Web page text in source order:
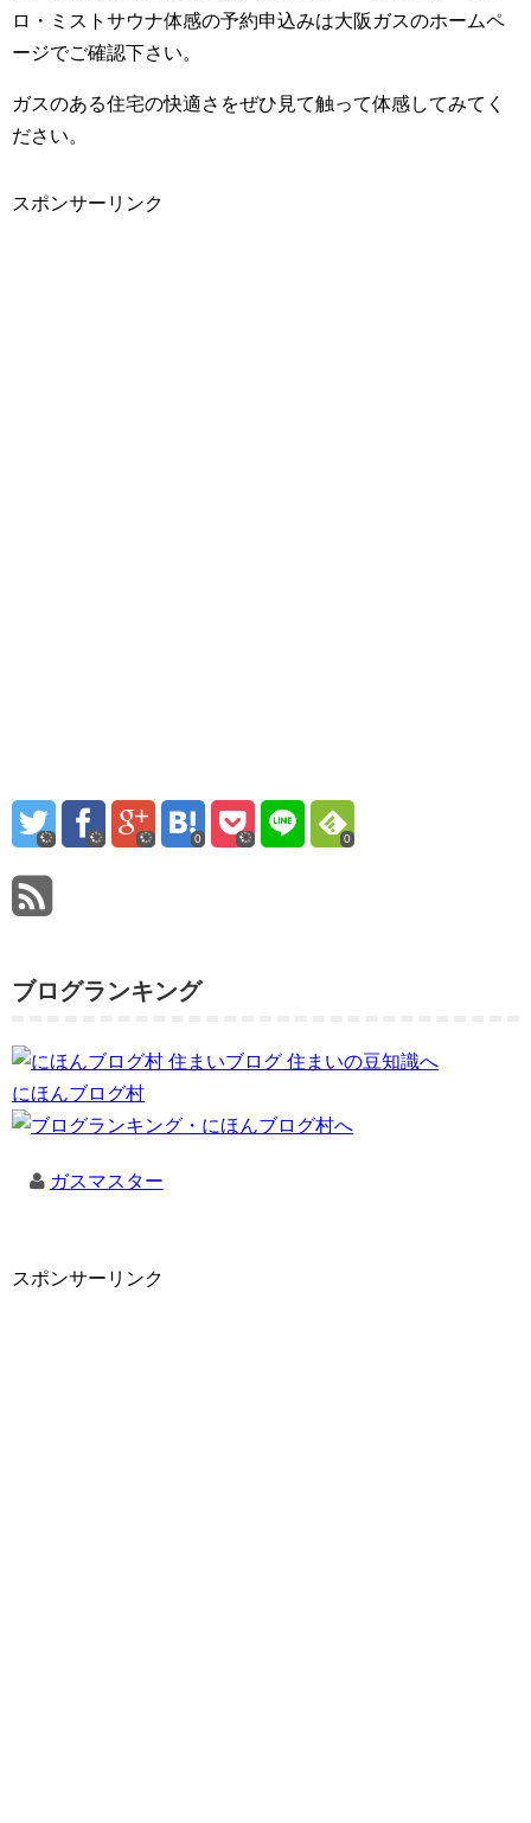
ロ・ミストサウナ体感の予約申込みは大阪ガスのホームペ
ージでご確認下さい。
ガスのある住宅の快適さをぜひ見て触って体感してみてく
ださい。
スポンサーリンク
0 0
ブログランキング
にほんブログ村
ガスマスター
スポンサーリンク